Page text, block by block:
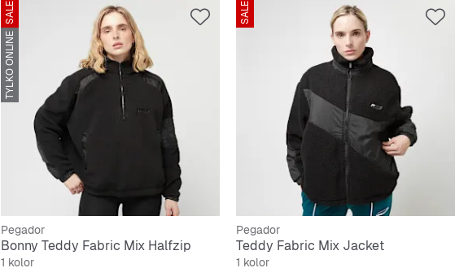
SALE
TYLKO ONLINE
Pegador
Bonny Teddy Fabric Mix Halfzip
1 kolor
SALE
Pegador
Teddy Fabric Mix Jacket
1 kolor